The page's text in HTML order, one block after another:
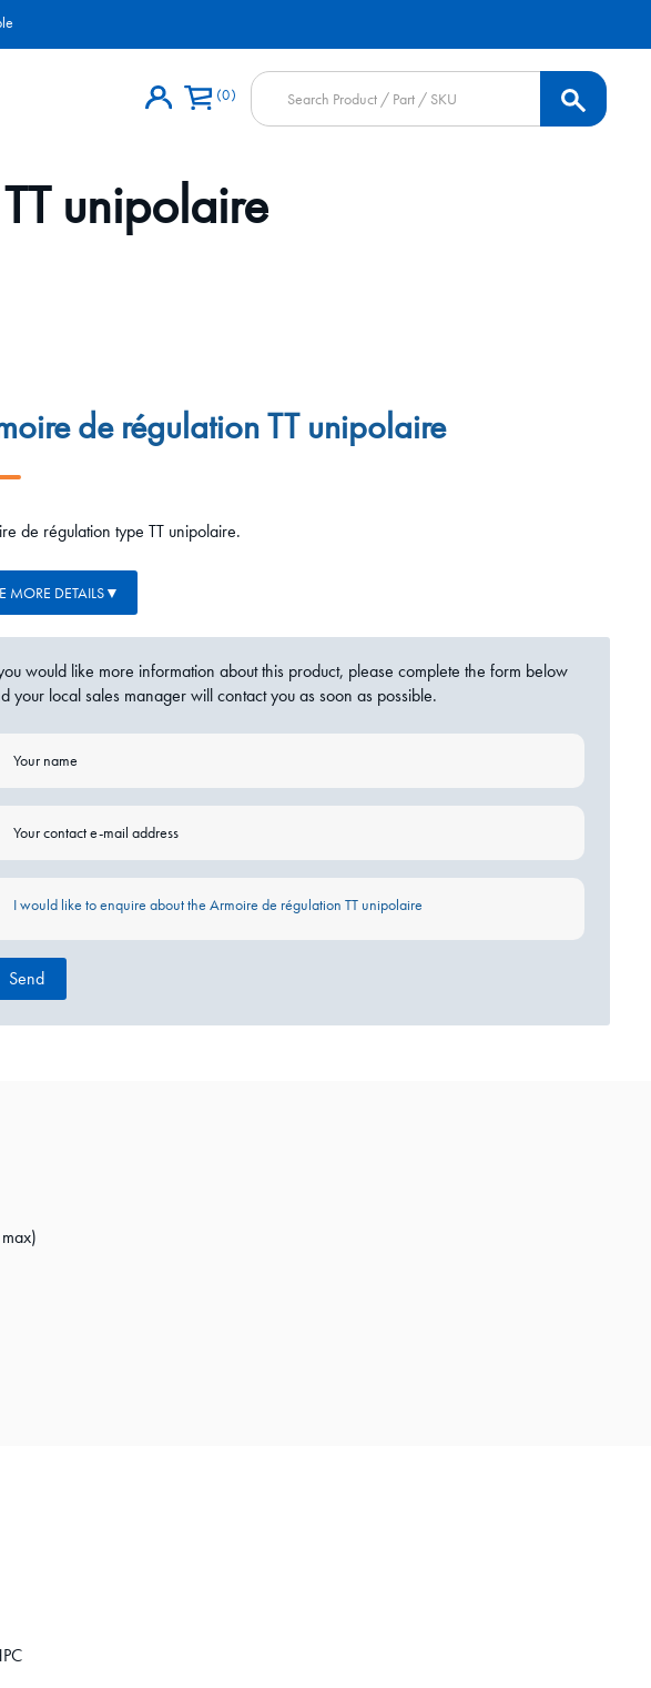
0 Products
search
unipolaire
de régulation TT unipolaire
de régulation type TT unipolaire.
MORE DETAILS
would like more information about this product, please complete the form below
your local sales manager will contact you as soon as possible.